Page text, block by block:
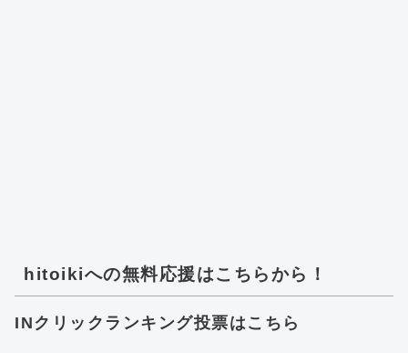
hitoikiへの無料応援はこちらから！
INクリックランキング投票はこちら